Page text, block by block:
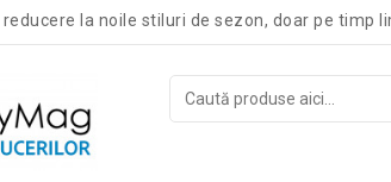
la noile stiluri de sezon, doar pe timp